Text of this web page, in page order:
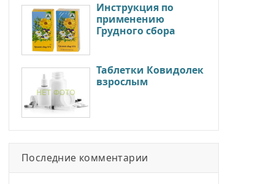
Инструкция по
применению
Грудного сбора
Таблетки Ковидолек
взрослым
Последние комментарии